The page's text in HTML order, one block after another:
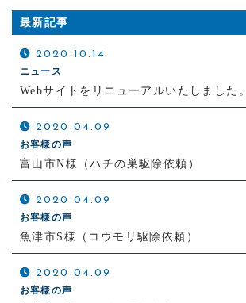
最新記事
2020.10.14
ニュース
Webサイトをリニューアルいたしました。
2020.04.09
お客様の声
富山市N様（ハチの巣駆除依頼）
2020.04.09
お客様の声
魚津市S様（コウモリ駆除依頼）
2020.04.09
お客様の声